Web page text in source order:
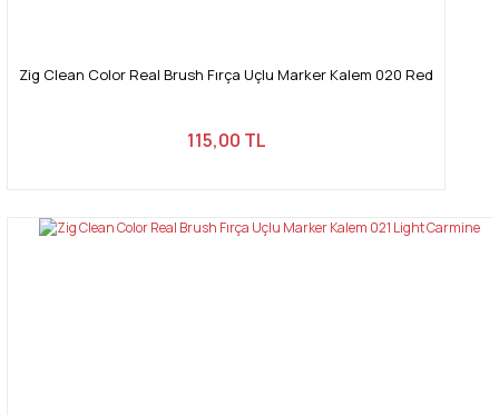
Zig Clean Color Real Brush Fırça Uçlu Marker Kalem 020 Red
115,00 TL